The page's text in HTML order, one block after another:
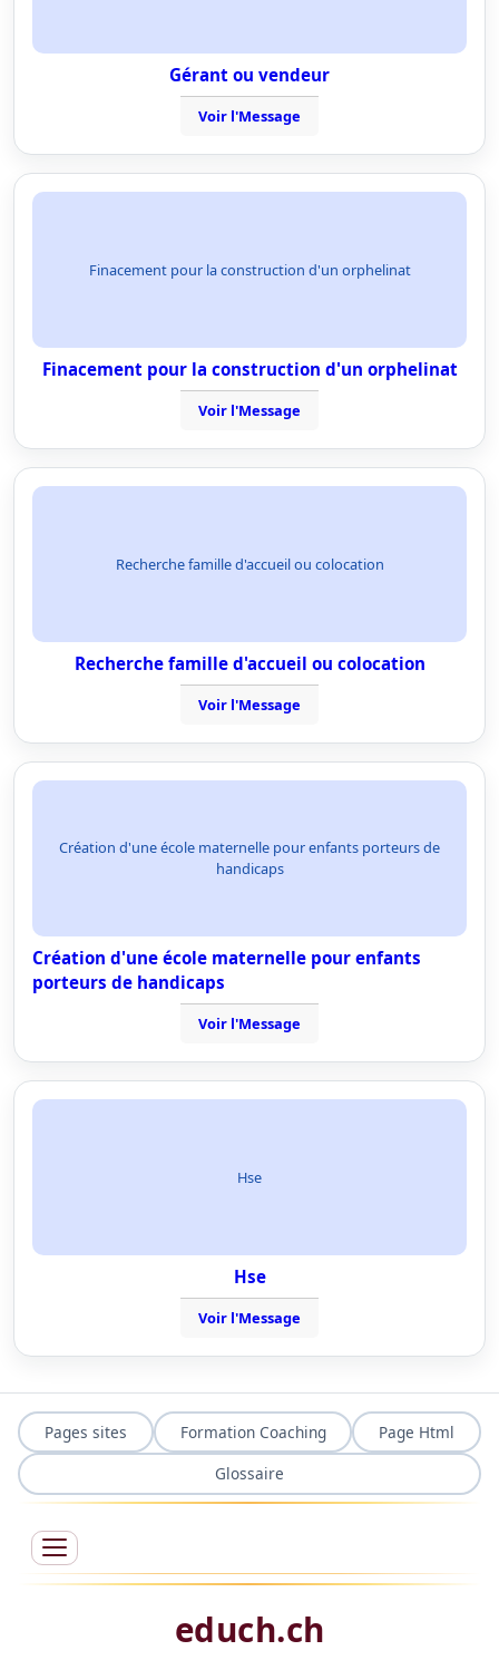
Gérant ou vendeur
Voir l'Message
Finacement pour la construction d'un orphelinat
Finacement pour la construction d'un orphelinat
Voir l'Message
Recherche famille d'accueil ou colocation
Recherche famille d'accueil ou colocation
Voir l'Message
Création d'une école maternelle pour enfants porteurs de
handicaps
Création d'une école maternelle pour enfants
porteurs de handicaps
Voir l'Message
Hse
Hse
Voir l'Message
Pages sites Formation Coaching
Page Html
Glossaire
educh.ch